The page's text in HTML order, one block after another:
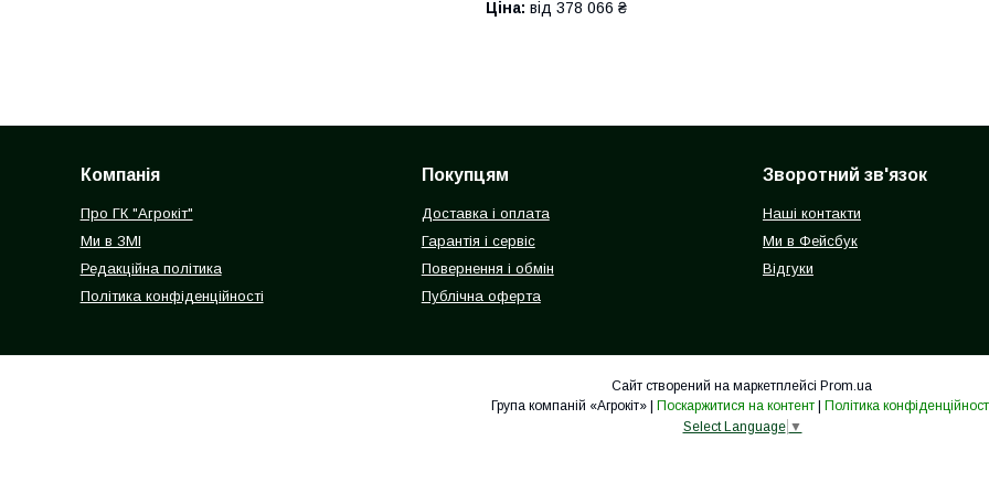
Ціна: від 378 066 ₴
Компанія
Про ГК "Агрокіт"
Ми в ЗМІ
Редакційна політика
Політика конфіденційності
Покупцям
Доставка і оплата
Гарантія і сервіс
Повернення і обмін
Публічна оферта
Зворотний зв'язок
Наші контакти
Ми в Фейсбук
Відгуки
Сайт створений на маркетплейсі Prom.ua
Поскаржитися на контент
Політика
Select Language ▼